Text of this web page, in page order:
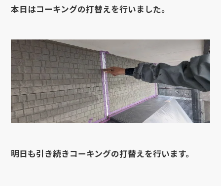
本日はコーキングの打替えを行いました。
明日も引き続きコーキングの打替えを行います。